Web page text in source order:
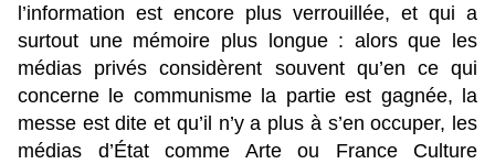
l’information est encore plus verrouillée, et qui a
surtout une mémoire plus longue : alors que les
médias privés considèrent souvent qu’en ce qui
concerne le communisme la partie est gagnée, la
messe est dite et qu’il n’y a plus à s’en occuper, les
médias d’État comme Arte ou France Culture